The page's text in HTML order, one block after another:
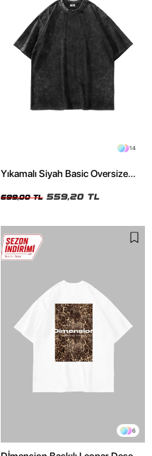
14
Yıkamalı Siyah Basic Oversize
699,00 TL 559,20 TL
6